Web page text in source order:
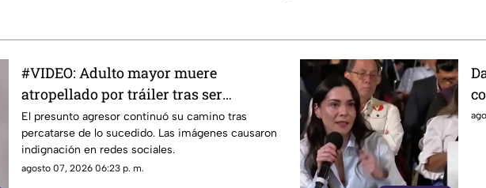
#VIDEO: Adulto mayor muere
atropellado por tráiler tras ser
empujado.
El presunto agresor continuó su camino tras
percatarse de lo sucedido. Las imágenes causaron
indignación en redes sociales.
agosto 07, 2026 06:23 p. m.